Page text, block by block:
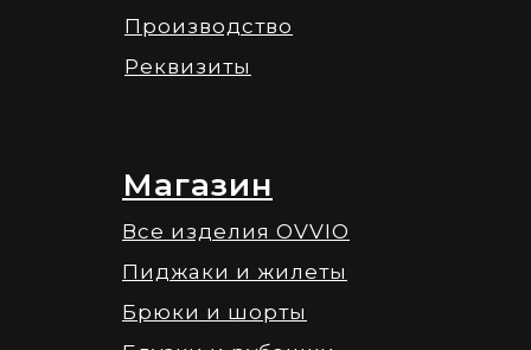
Производство
Реквизиты
Все изделия OVVIO
Пиджаки и жилеты
Брюки и шорты
Магазин